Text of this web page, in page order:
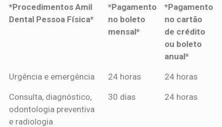
*Procedimentos Amil
Dental Pessoa Física*
*Pagamento
no boleto
mensal*
*Pagamento
no cartão
de crédito
ou boleto
anual*
*Procedimentos Amil
*Pagamento
mensal*
*Pagamento
de crédito
Urgência e emergência 24 horas 24 horas
Consulta, diagnóstico,
odontologia preventiva
e radiologia
30 dias 24 horas